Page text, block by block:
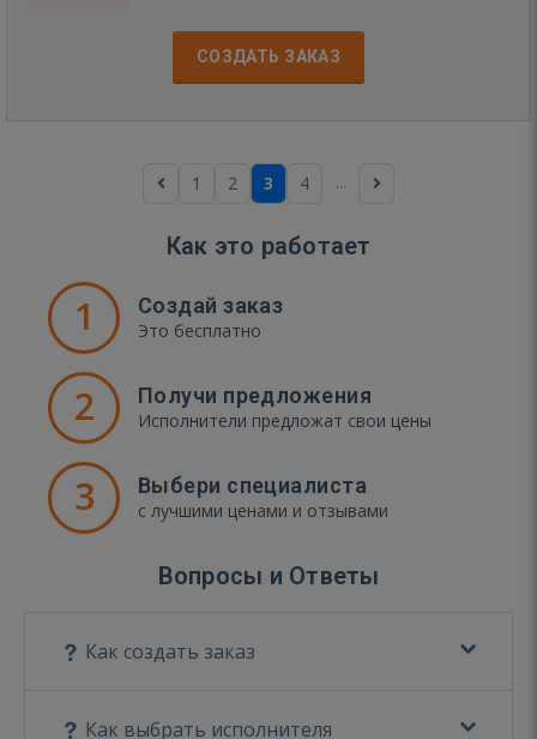
СОЗДАТЬ ЗАКАЗ
1 2 3 4 ...
Как это работает
1 Создай заказ
Это бесплатно
2 Получи предложения
Исполнители предложат свои цены
3 Выбери специалиста
с лучшими ценами и отзывами
Вопросы и Ответы
Как создать заказ
Как выбрать исполнителя